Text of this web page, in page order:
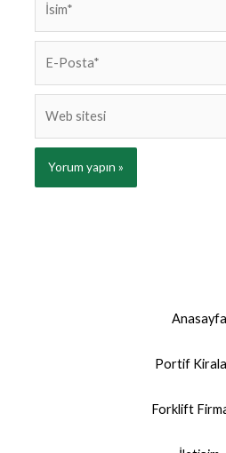
Anasayfa
Portif
Forklift